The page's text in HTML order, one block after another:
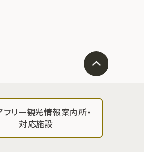
フリー観光情報案内所・
対応施設